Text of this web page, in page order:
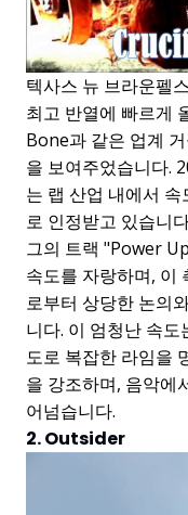
텍사스 뉴 브라운펠
최고 반열에 빠르게
Bone과 같은 업계
을 보여주었습니다.
는 랩 산업 내에서
로 인정받고 있습니
그의 트랙 "Power
속도를 자랑하며, 이
로부터 상당한 논의
니다. 이 엄청난 속
도로 복잡한 라임을
을 강조하며, 음악에
어넘습니다.
2. Outsider